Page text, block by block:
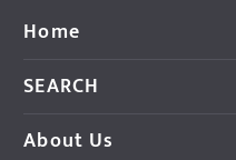
Home
SEARCH
About Us